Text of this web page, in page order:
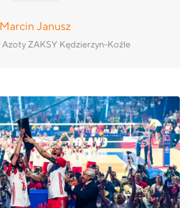
Marcin Janusz
ZAKSY Kędzierzyn-Koźle